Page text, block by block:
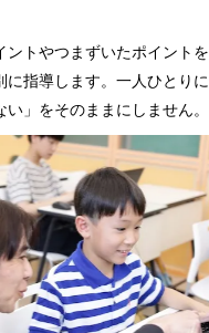
ントやつまずいたポイント
に指導します。一人ひとり
」をそのままにしません。